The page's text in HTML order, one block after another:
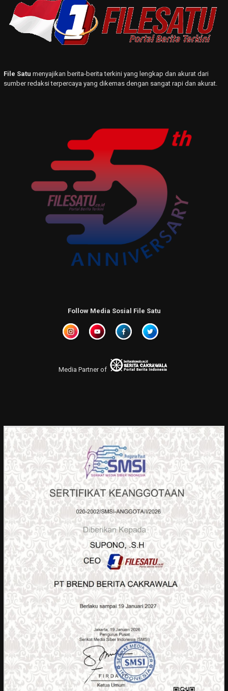
File Satu menyajikan berita-berita terkini yang lengkap dan akurat dari
sumber redaksi terpercaya yang dikemas dengan sangat rapi dan akurat.
Follow Media Sosial File Satu
Media Partner of